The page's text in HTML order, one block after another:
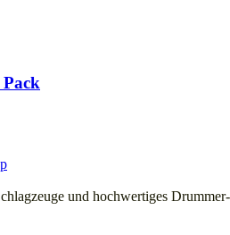
und hochwertiges Drummer-